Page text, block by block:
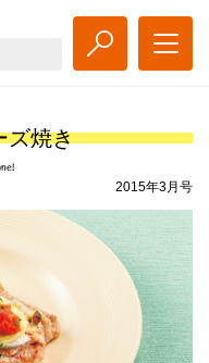
ズ焼き
2015年3月号